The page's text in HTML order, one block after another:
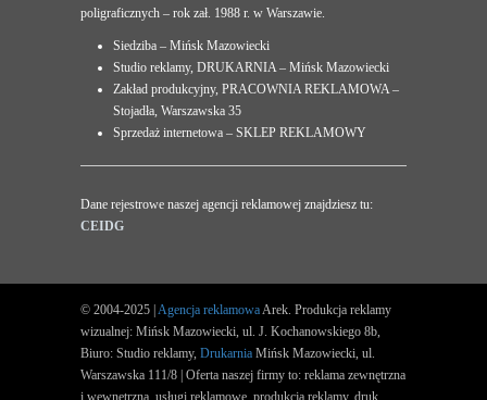
poligraficznych – rok zał. 1988 r. w Warszawie.
Siedziba – Mińsk Mazowiecki
Studio reklamy, DRUKARNIA – Mińsk Mazowiecki
Zakład produkcyjny, PRACOWNIA REKLAMOWA –
Stojadła, Warszawska 35
Sprzedaż internetowa – SKLEP REKLAMOWY
Dane rejestrowe naszej agencji reklamowej znajdziesz tu:
CEIDG
© 2004-2025 | Agencja reklamowaArek. Produkcja reklamy
wizualnej: Mińsk Mazowiecki, ul. J. Kochanowskiego 8b,
Biuro: Studio reklamy, Drukarnia Mińsk Mazowiecki, ul.
Warszawska 111/8 | Oferta naszej firmy to: reklama zewnętrzna
i wewnętrzna, usługi reklamowe, produkcja reklamy, druk.